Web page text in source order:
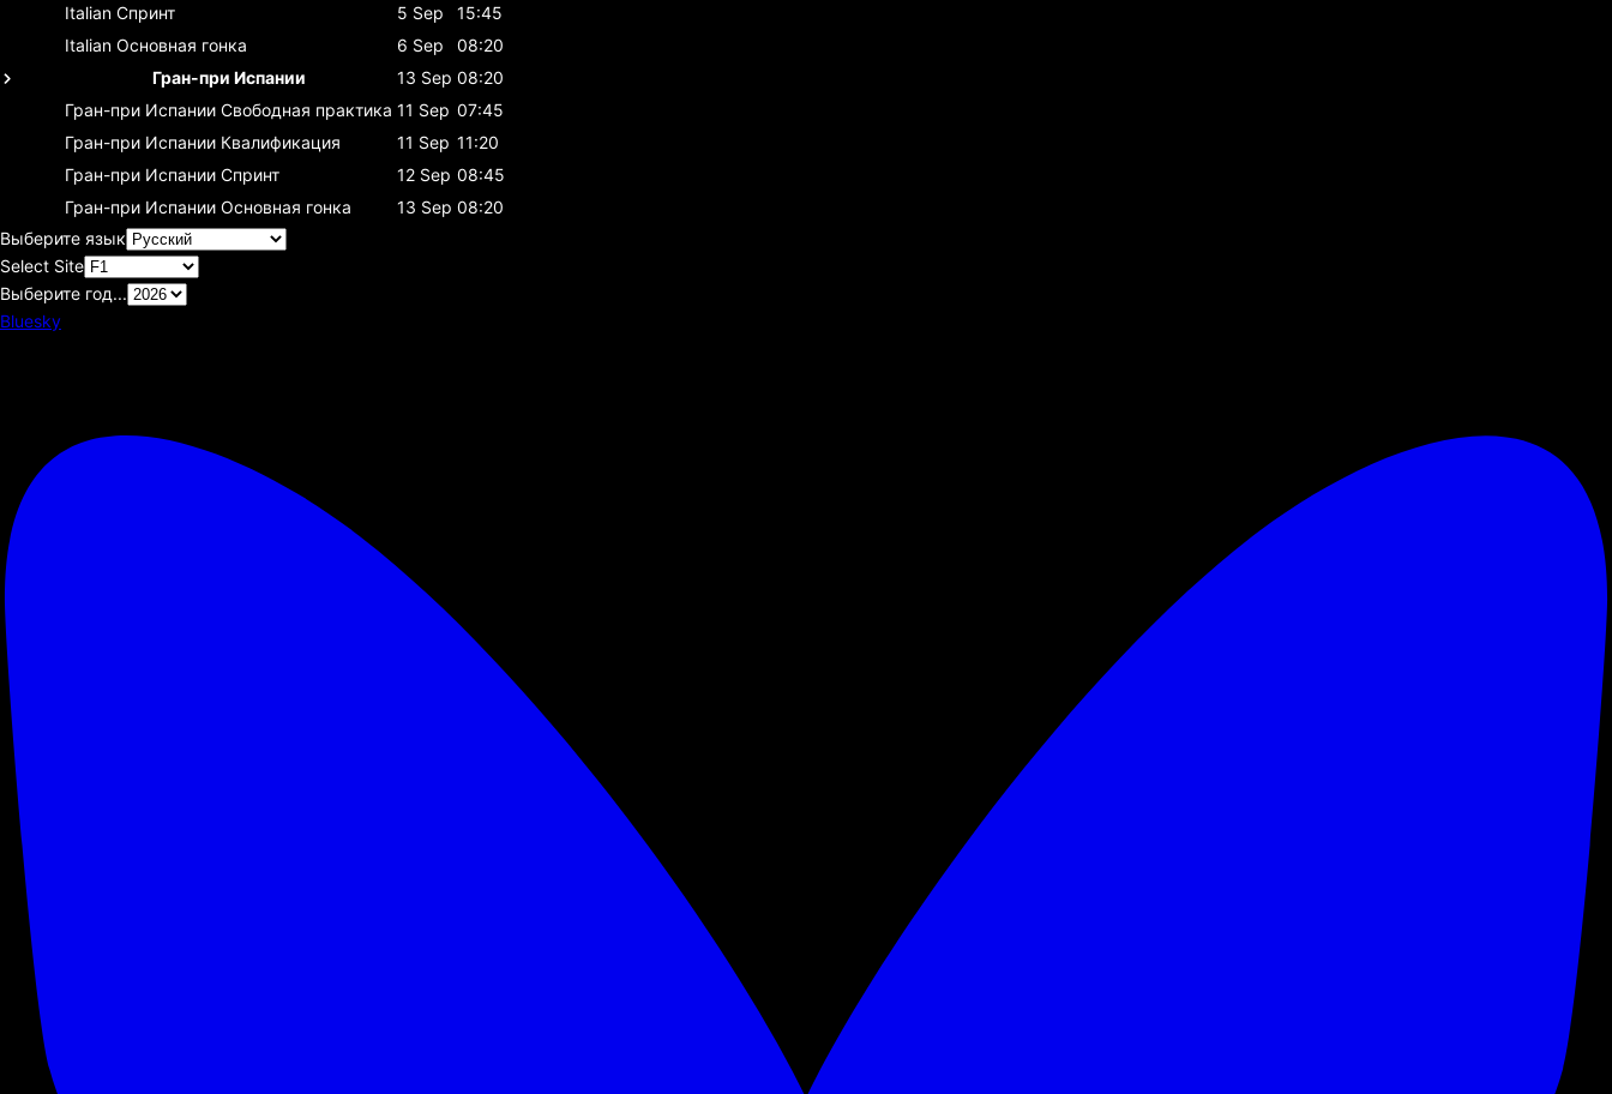
Italian Спринт 5 Sep
15:45
Italian Основная гонка 6 Sep
08:20
Гран-при Испании
13 Sep 08:20
Гран-при Испании Свободная практика 11 Sep 07:45
Гран-при Испании Квалификация 11 Sep 11:20
Гран-при Испании Спринт 12 Sep 08:45
Гран-при Испании Основная гонка 13 Sep 08:20
Выберите язык
Select Site
Выберите год...
Bluesky